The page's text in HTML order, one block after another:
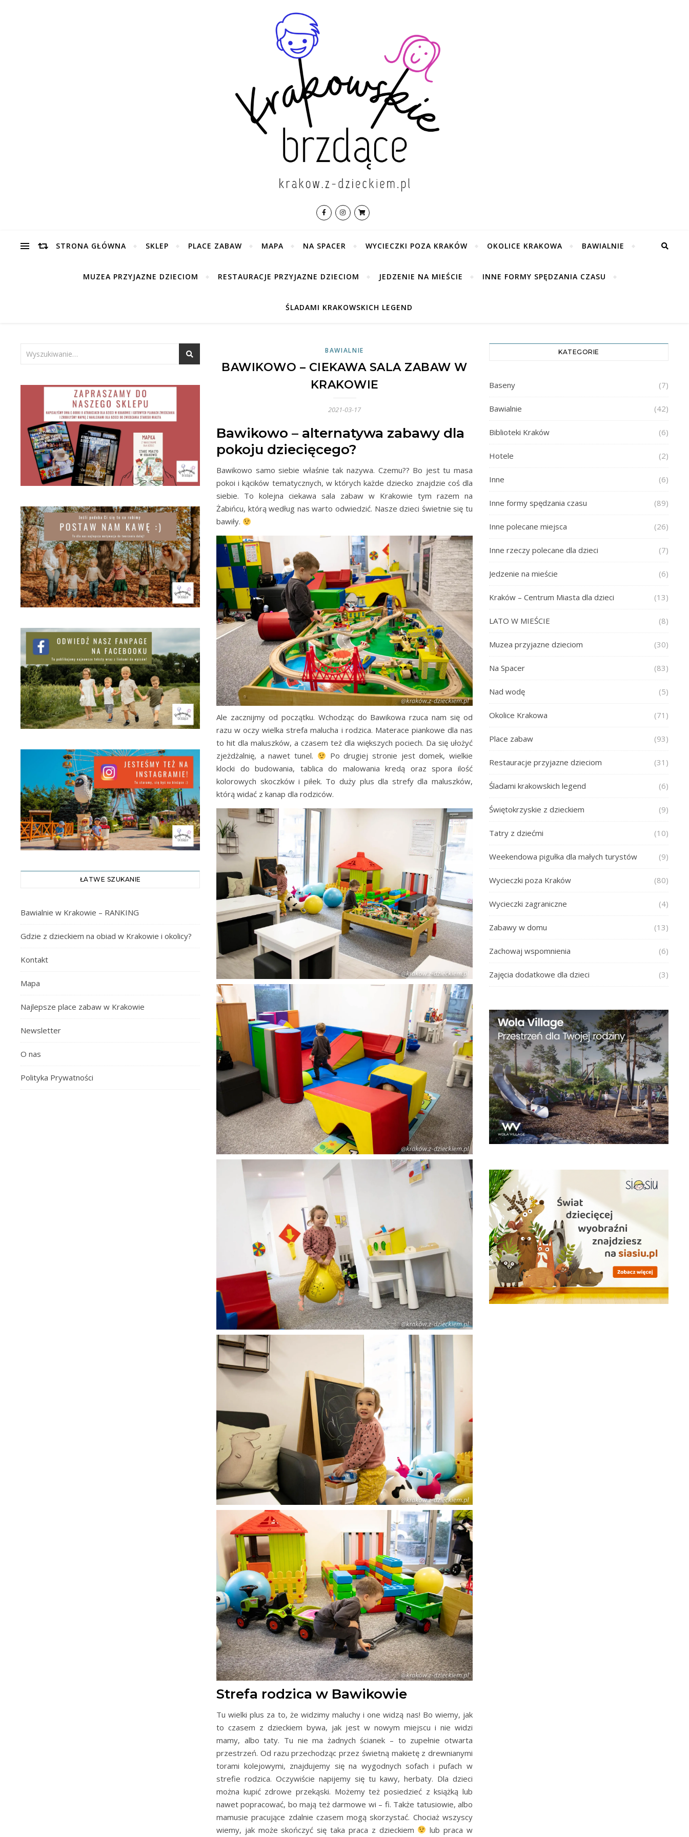
STRONA GŁÓWNA SKLEP PLACE ZABAW MAPA NA SPACER WYCIECZKI POZA KRAKÓW OKOLICE KRAKOWA BAWIALNIE
MUZEA PRZYJAZNE DZIECIOM RESTAURACJE PRZYJAZNE DZIECIOM JEDZENIE NA MIEŚCIE INNE FORMY SPĘDZANIA CZASU
ŚLADAMI KRAKOWSKICH LEGEND
ŁATWE SZUKANIE
Bawialnie w Krakowie – RANKING
Gdzie z dzieckiem na obiad w Krakowie i okolicy?
Kontakt
Mapa
Najlepsze place zabaw w Krakowie
Newsletter
O nas
Polityka Prywatności
BAWIALNIE
BAWIKOWO – CIEKAWA SALA ZABAW W
KRAKOWIE
2021-03-17
Bawikowo – alternatywa zabawy dla
pokoju dziecięcego?
Bawikowo samo siebie właśnie tak nazywa. Czemu?? Bo jest tu masa
pokoi i kącików tematycznych, w których każde dziecko znajdzie coś dla
siebie. To kolejna ciekawa sala zabaw w Krakowie tym razem na
Żabińcu, którą według nas warto odwiedzić. Nasze dzieci świetnie się tu
bawiły.
Ale zacznijmy od początku. Wchodząc do Bawikowa rzuca nam się od
razu w oczy wielka strefa malucha i rodzica. Materace piankowe dla nas
to hit dla maluszków, a czasem też dla większych pociech. Da się ułożyć
zjeżdżalnię, a nawet tunel.
Po drugiej stronie jest domek, wielkie
klocki do budowania, tablica do malowania kredą oraz spora ilość
kolorowych skoczków i piłek. To duży plus dla strefy dla maluszków,
którą widać z kanap dla rodziców.
Strefa rodzica w Bawikowie
Tu wielki plus za to, że widzimy maluchy i one widzą nas! Bo wiemy, jak
to czasem z dzieckiem bywa, jak jest w nowym miejscu i nie widzi
mamy, albo taty. Tu nie ma żadnych ścianek – to zupełnie otwarta
przestrzeń. Od razu przechodząc przez świetną makietę z drewnianymi
torami kolejowymi, znajdujemy się na wygodnych sofach i pufach w
strefie rodzica. Oczywiście napijemy się tu kawy, herbaty. Dla dzieci
można kupić zdrowe przekąski. Możemy też posiedzieć z książką lub
nawet popracować, bo mają też darmowe wi – fi. Także tatusiowie, albo
mamusie pracujące zdalnie czasem mogą skorzystać. Chociaż wszyscy
wiemy, jak może skończyć się taka praca z dzieckiem
lub praca w
KATEGORIE
Baseny (7)
Bawialnie (42)
Biblioteki Kraków (6)
Hotele (2)
Inne (6)
Inne formy spędzania czasu (89)
Inne polecane miejsca (26)
Inne rzeczy polecane dla dzieci (7)
Jedzenie na mieście (6)
Kraków – Centrum Miasta dla dzieci (13)
LATO W MIEŚCIE (8)
Muzea przyjazne dzieciom (30)
Na Spacer (83)
Nad wodę (5)
Okolice Krakowa (71)
Place zabaw (93)
Restauracje przyjazne dzieciom (31)
Śladami krakowskich legend (6)
Świętokrzyskie z dzieckiem (9)
Tatry z dziećmi (10)
Weekendowa pigułka dla małych turystów (9)
Wycieczki poza Kraków (80)
Wycieczki zagraniczne (4)
Zabawy w domu (13)
Zachowaj wspomnienia (6)
Zajęcia dodatkowe dla dzieci (3)